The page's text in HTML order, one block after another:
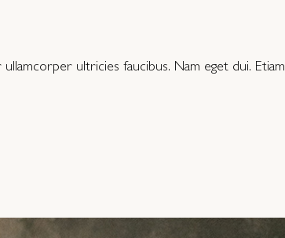
ultricies faucibus. Nam eget dui. Etiam